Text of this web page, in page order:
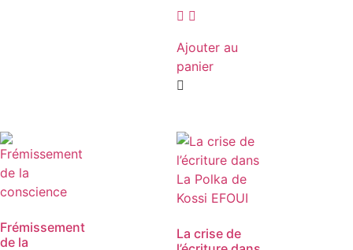
Ajouter au
panier
Frémissement
de la
La crise de